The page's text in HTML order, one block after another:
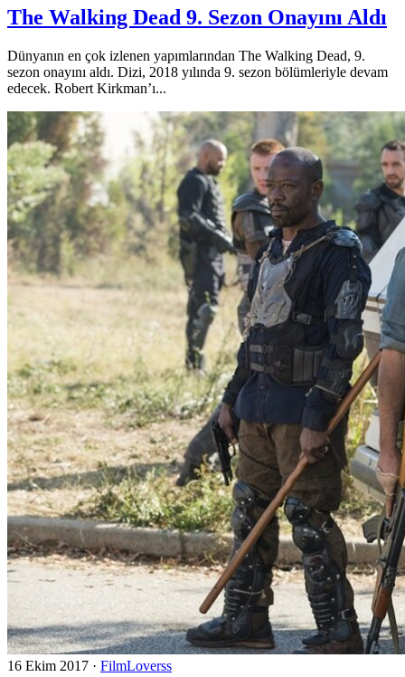
The Walking Dead 9. Sezon Onayını Aldı
Dünyanın en çok izlenen yapımlarından The Walking Dead, 9.
sezon onayını aldı. Dizi, 2018 yılında 9. sezon bölümleriyle devam
edecek. Robert Kirkman’ı...
16 Ekim 2017 · FilmLoverss